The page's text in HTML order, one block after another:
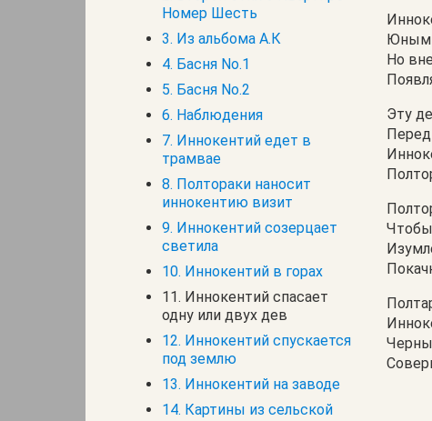
Номер Шесть
3. Из альбома А.К
4. Басня No.1
5. Басня No.2
6. Наблюдения
7. Иннокентий едет в
трамвае
8. Полтораки наносит
иннокентию визит
9. Иннокентий созерцает
светила
10. Иннокентий в горах
11. Иннокентий спасает
одну или двух дев
12. Иннокентий спускается
под землю
13. Иннокентий на заводе
14. Картины из сельской
Юным
Но
Эту